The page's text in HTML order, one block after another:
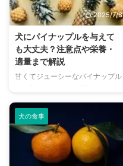
毒症状を引き起こす可能性があ
り、そのメカニズムはまだ完全に
解明されていません。 この記事
では、なぜぶどうが犬にとって危
険なのか、もし食べてしまったら
どのような症状が現れるのか、そ
して万が一の時の対処法や日頃か
す。大切な愛犬の健康を守るため
に、ぜ ...
2025/7/8
犬にパイナップルを与えて
も大丈夫？注意点や栄養・
適量まで解説
甘くてジューシーなパイナップル
のフルーツです。そんなパイナッ
プルを犬に与えてもいいのか、気
になったことはありませんか？
実は、パイナップルには犬にとっ
てうれしい栄養素が含まれていま
すが、与え方を間違えると健康に
犬の食事